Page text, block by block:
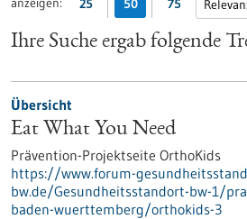
25 50 75
Ihre Suche ergab folgende
Übersicht
Eat What You Need
Prävention-Projektseite OrthoKids
https://www.forum-
bw.de/Gesundheitsstandort-bw-1/
baden-wuerttemberg/orthokids-3